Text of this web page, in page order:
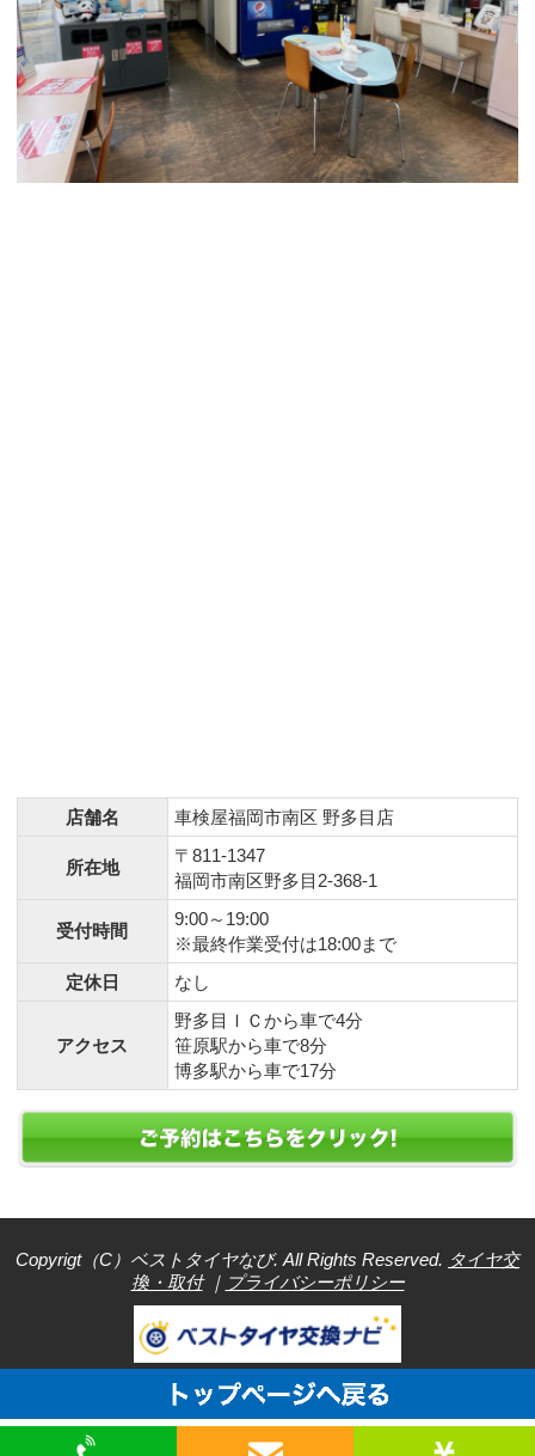
店舗名 車検屋福岡市南区 野多目店
所在地
〒811-1347
福岡市南区野多目2-368-1
受付時間
9:00～19:00
※最終作業受付は18:00まで
定休日
なし
アクセス
野多目ＩＣから車で4分
笹原駅から車で8分
博多駅から車で17分
Copyrigt（C）ベストタイヤなび. All Rights Reserved. タイヤ交
換・取付｜ プライバシーポリシー